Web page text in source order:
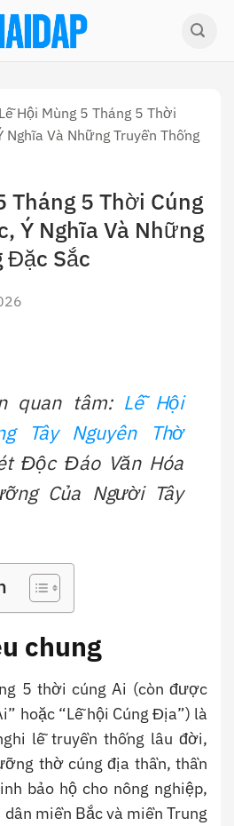
Lễ Hội Mùng 5 Tháng 5 Thời
Nghĩa Và Những Truyền Thống
Tháng 5 Thời Cúng
Ý Nghĩa Và Những
Đặc Sắc
quan tâm: Lễ Hội
Tây Nguyên Thờ
Độc Đáo Văn Hóa
Của Người Tây
chung
5 thời cúng Ai (còn được
hoặc “Lễ hội Cúng Địa”) là
lễ truyền thống lâu đời,
thờ cúng địa thần, thần
bảo hộ cho nông nghiệp,
miền Bắc và miền Trung